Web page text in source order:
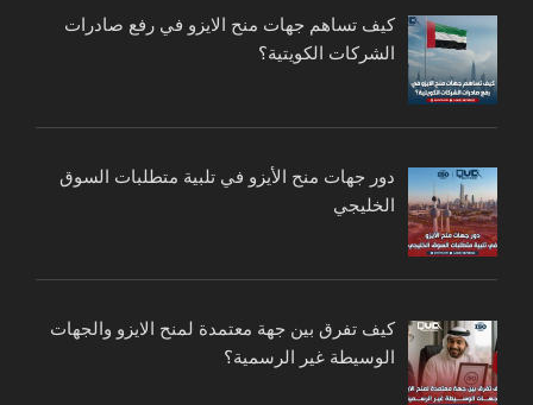
كيف تساهم جهات منح الايزو في رفع صادرات
الشركات الكويتية؟
دور جهات منح الأيزو في تلبية متطلبات السوق
الخليجي
كيف تفرق بين جهة معتمدة لمنح الايزو والجهات
الوسيطة غير الرسمية؟